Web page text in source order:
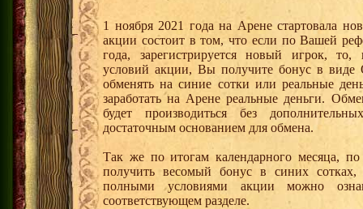
1 ноября 2021 года на Арене стартовала
акции состоит в том, что если по Вашей
года, зарегистрируется новый игрок,
условий акции, Вы получите бонус в
обменять на синие сотки или реальные
заработать на Арене реальные деньги.
будет производиться без
достаточным основанием для обмена.
Так же по итогам календарного месяца,
получить весомый бонус в синих
полными условиями акции можно
соответствующем разделе.